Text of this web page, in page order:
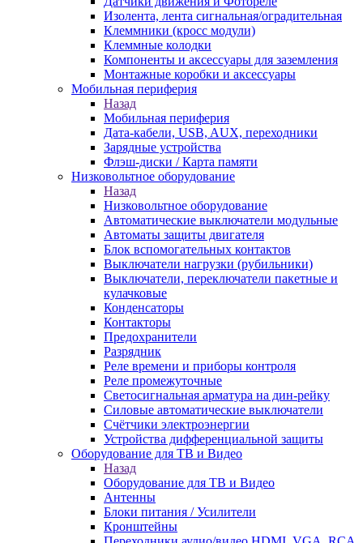
Изолента, лента сигнальная/оградительная
Клеммники (кросс модули)
Клеммные колодки
Компоненты и аксессуары для заземления
Монтажные коробки и аксессуары
Мобильная периферия
Назад
Мобильная периферия
Дата-кабели, USB, AUX, переходники
Зарядные устройства
Флэш-диски / Карта памяти
Низковольтное оборудование
Назад
Низковольтное оборудование
Автоматические выключатели модульные
Автоматы защиты двигателя
Блок вспомогательных контактов
Выключатели нагрузки (рубильники)
Выключатели, переключатели пакетные и
кулачковые
Конденсаторы
Контакторы
Предохранители
Разрядник
Реле времени и приборы контроля
Реле промежуточные
Светосигнальная арматура на дин-рейку
Силовые автоматические выключатели
Счётчики электроэнергии
Устройства дифференциальной защиты
Оборудование для ТВ и Видео
Назад
Оборудование для ТВ и Видео
Антенны
Блоки питания / Усилители
Кронштейны